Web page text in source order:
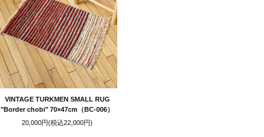
VINTAGE TURKMEN SMALL RUG
"Border chobi" 70×47cm（BC-006）
20,000円(税込22,000円)